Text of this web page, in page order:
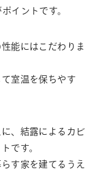
イントです。
能にはこだわりま
室温を保ちやす
、結露によるカビ
です。
す家を建てるうえ